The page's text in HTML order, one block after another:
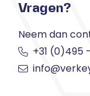
Vragen?
Neem dan
+31 (0)495